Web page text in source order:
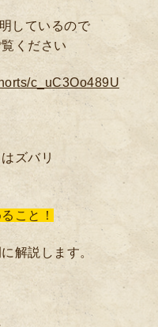
しているので
ください
c_uC3Oo489U
ズバリ
こと！
解説します。